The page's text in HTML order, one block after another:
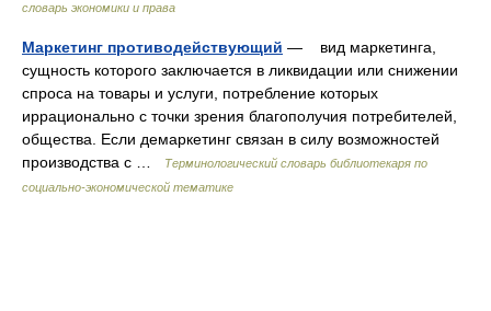
словарь экономики и права
Маркетинг противодействующий — вид маркетинга,
сущность которого заключается в ликвидации или снижении
спроса на товары и услуги, потребление которых
иррационально с точки зрения благополучия потребителей,
общества. Если демаркетинг связан в силу возможностей
производства с …
Терминологический словарь библиотекаря по
социально-экономической тематике